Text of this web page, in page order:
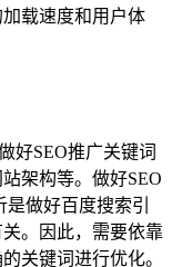
载速度和用户体
好SEO推广关键词
架构等。做好SEO
做好百度搜索引
。因此，需要依靠
关键词进行优化。